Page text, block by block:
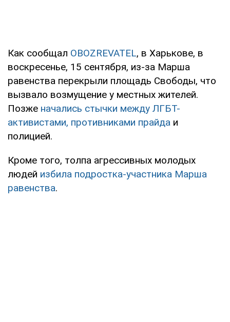
Как сообщал OBOZREVATEL, в Харькове, в
воскресенье, 15 сентября, из-за Марша
равенства перекрыли площадь Свободы, что
вызвало возмущение у местных жителей.
Позже начались стычки между ЛГБТ-
активистами, противниками прайда и
полицией.
Кроме того, толпа агрессивных молодых
людей избила подростка-участника Марша
равенства.